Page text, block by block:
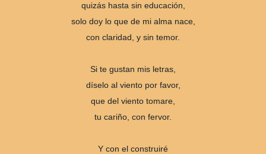
quizás hasta sin educación,
solo doy lo que de mi alma nace,
con claridad, y sin temor.
Si te gustan mis letras,
díselo al viento por favor,
que del viento tomare,
tu cariño, con fervor.
Y con el construiré